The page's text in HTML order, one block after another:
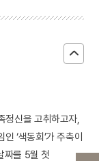
정신을 고취하고자,
‘색동회’가 주축이
짜를 5월 첫